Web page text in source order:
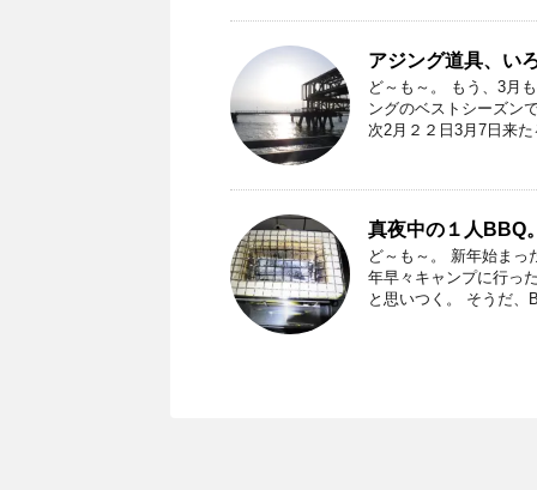
アジング道具、い
ど～も～。 もう、3月
ングのベストシーズン
次2月２２日3月7日来
真夜中の１人BBQ。
ど～も～。 新年始まっ
年早々キャンプに行っ
と思いつく。 そうだ、